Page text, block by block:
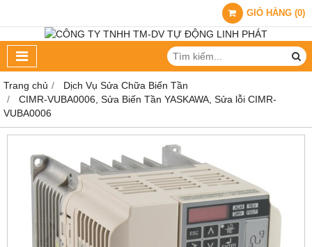
GIỎ HÀNG (0)
Trang chủ
Dịch Vụ Sửa Chữa Biến Tần
CIMR-VUBA0006, Sửa Biến Tần YASKAWA, Sửa lỗi CIMR-
VUBA0006